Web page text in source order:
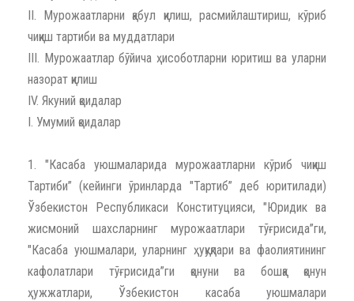
II. Мурожаатларни қабул қилиш, расмийлаштириш, кўриб
чиқиш тартиби ва муддатлари
III. Мурожаатлар бўйича ҳисоботларни юритиш ва уларни
назорат қилиш
IV. Якуний қоидалар
I. Умумий қоидалар
1. "Касаба уюшмаларида мурожаатларни кўриб чиқиш
Тартиби” (кейинги ўринларда "Тартиб” деб юритилади)
Ўзбекистон Республикаси Конституцияси, "Юридик ва
жисмоний шахсларнинг мурожаатлари тўғрисида”ги,
"Касаба уюшмалари, уларнинг ҳуқуқлари ва фаолиятининг
кафолатлари тўғрисида”ги қонуни ва бошқа қонун
ҳужжатлари, Ўзбекистон касаба уюшмалари